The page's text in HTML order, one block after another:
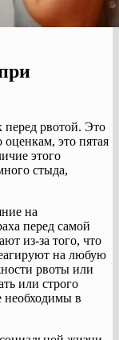
рвотой. Это
это пятая
этого
стыда,
на
перед самой
из-за того, что
на любую
рвоты или
или строго
необходимы в